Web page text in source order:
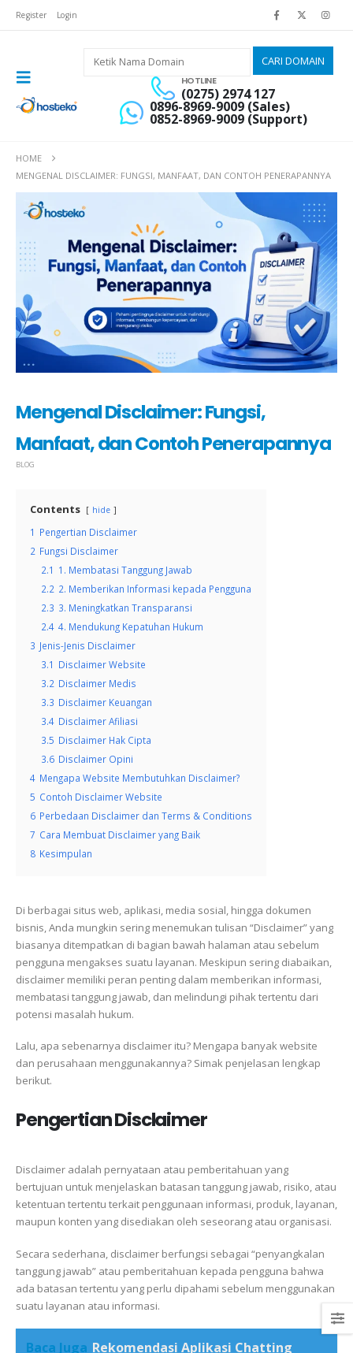
Register Login
HOTLINE
(0275) 2974 127
0896-8969-9009 (Sales)
0852-8969-9009 (Support)
HOME
MENGENAL DISCLAIMER: FUNGSI, MANFAAT, DAN CONTOH PENERAPANNYA
Mengenal Disclaimer: Fungsi,
Manfaat, dan Contoh Penerapannya
BLOG
Contents hide
1 Pengertian Disclaimer
2 Fungsi Disclaimer
2.1 1. Membatasi Tanggung Jawab
2.2 2. Memberikan Informasi kepada Pengguna
2.3 3. Meningkatkan Transparansi
2.4 4. Mendukung Kepatuhan Hukum
3 Jenis-Jenis Disclaimer
3.1 Disclaimer Website
3.2 Disclaimer Medis
3.3 Disclaimer Keuangan
3.4 Disclaimer Afiliasi
3.5 Disclaimer Hak Cipta
3.6 Disclaimer Opini
4 Mengapa Website Membutuhkan Disclaimer?
5 Contoh Disclaimer Website
6 Perbedaan Disclaimer dan Terms & Conditions
7 Cara Membuat Disclaimer yang Baik
8 Kesimpulan
Di berbagai situs web, aplikasi, media sosial, hingga dokumen
bisnis, Anda mungkin sering menemukan tulisan “Disclaimer” yang
biasanya ditempatkan di bagian bawah halaman atau sebelum
pengguna mengakses suatu layanan. Meskipun sering diabaikan,
disclaimer memiliki peran penting dalam memberikan informasi,
membatasi tanggung jawab, dan melindungi pihak tertentu dari
potensi masalah hukum.
Lalu, apa sebenarnya disclaimer itu? Mengapa banyak website
dan perusahaan menggunakannya? Simak penjelasan lengkap
berikut.
Pengertian Disclaimer
Disclaimer adalah pernyataan atau pemberitahuan yang
bertujuan untuk menjelaskan batasan tanggung jawab, risiko, atau
ketentuan tertentu terkait penggunaan informasi, produk, layanan,
maupun konten yang disediakan oleh seseorang atau organisasi.
Secara sederhana, disclaimer berfungsi sebagai “penyangkalan
tanggung jawab” atau pemberitahuan kepada pengguna bahwa
ada batasan tertentu yang perlu dipahami sebelum menggunakan
suatu layanan atau informasi.
Baca Juga Rekomendasi Aplikasi Chatting